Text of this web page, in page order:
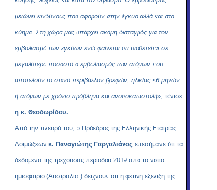
μειώνει κινδύνους που αφορούν στην έγκυο αλλά και στο
κύημα. Στη χώρα μας υπάρχει ακόμη δισταγμός για τον
εμβολιασμό των εγκύων ενώ φαίνεται ότι υιοθετείται σε
μεγαλύτερο ποσοστό ο εμβολιασμός των ατόμων που
αποτελούν το στενό περιβάλλον βρεφών, ηλικίας <6 μηνών
ή ατόμων με χρόνιο πρόβλημα και ανοσοκαταστολή», τόνισε
η κ. Θεοδωρίδου.
Από την πλευρά του, ο Πρόεδρος της Ελληνικής Εταιρίας
Λοιμώξεων κ. Παναγιώτης Γαργαλιάνος επεσήμανε ότι τα
δεδομένα της τρέχουσας περιόδου 2019 από το νότιο
ημισφαίριο (Αυστραλία ) δείχνουν ότι η φετινή εξέλιξή της